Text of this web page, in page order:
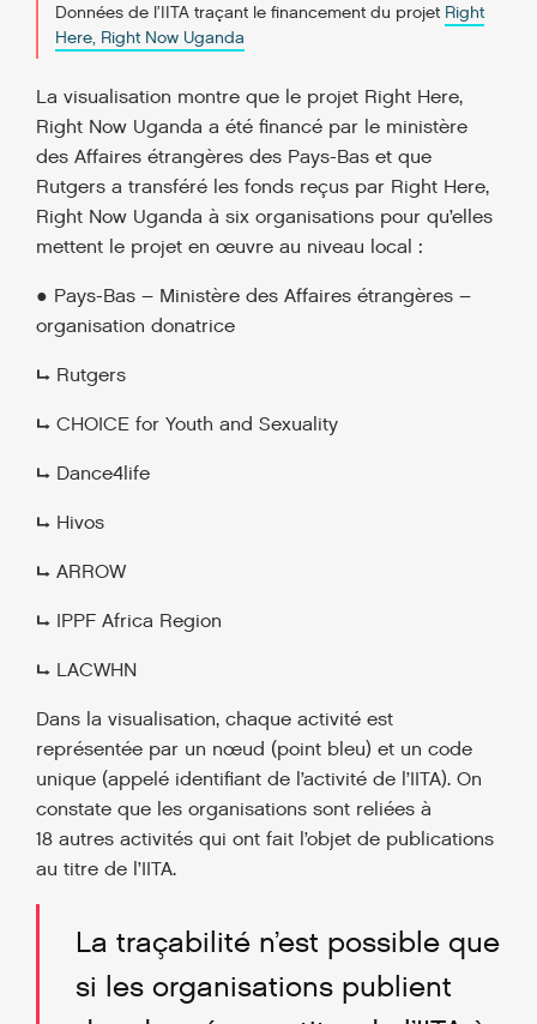
Données de l’IITA traçant le financement du projet Right
Here, Right Now Uganda
La visualisation montre que le projet Right Here,
Right Now Uganda a été financé par le ministère
des Affaires étrangères des Pays-Bas et que
Rutgers a transféré les fonds reçus par Right Here,
Right Now Uganda à six organisations pour qu’elles
mettent le projet en œuvre au niveau local :
● Pays-Bas – Ministère des Affaires étrangères –
organisation donatrice
⮡ Rutgers
⮡ CHOICE for Youth and Sexuality
⮡ Dance4life
⮡ Hivos
⮡ ARROW
⮡ IPPF Africa Region
⮡ LACWHN
Dans la visualisation, chaque activité est
représentée par un nœud (point bleu) et un code
unique (appelé identifiant de l’activité de l’IITA). On
constate que les organisations sont reliées à
18 autres activités qui ont fait l’objet de publications
au titre de l’IITA.
La traçabilité n’est possible que
si les organisations publient